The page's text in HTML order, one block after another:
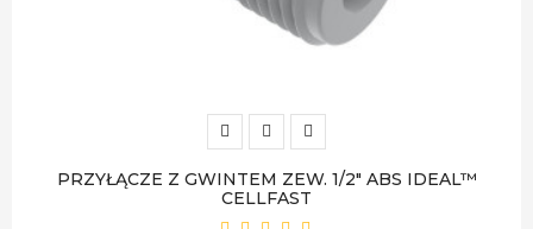
PRZYŁĄCZE Z GWINTEM ZEW. 1/2" ABS IDEAL™
CELLFAST